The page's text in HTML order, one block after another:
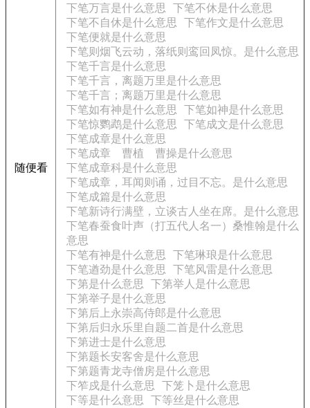
随便看
下笔万言是什么意思
下笔不休是什么意思
下笔不自休是什么意思
下笔作文是什么意思
下笔便就是什么意思
下笔则烟飞云动，落纸则鸾回凤惊。是什么意思
下笔千言是什么意思
下笔千言，离题万里是什么意思
下笔千言；离题万里是什么意思
下笔如有神是什么意思
下笔如神是什么意思
下笔惊鹦鹉是什么意思
下笔成文是什么意思
下笔成章是什么意思
下笔成章 曹植 曹操是什么意思
下笔成章科是什么意思
下笔成章，耳闻则诵，过目不忘。是什么意思
下笔成篇是什么意思
下笔新诗行满壁，立谈古人坐在席。是什么意思
下笔春蚕食叶声（打五代人名一）桑惟翰是什么
意思
下笔有神是什么意思
下笔琳琅是什么意思
下笔遒劲是什么意思
下笔风雷是什么意思
下第是什么意思
下第举人是什么意思
下第举子是什么意思
下第后上永崇高侍郎是什么意思
下第后归永乐里自题二首是什么意思
下第进士是什么意思
下第题长安客舍是什么意思
下第题青龙寺僧房是什么意思
下笮戍是什么意思
下笼卜是什么意思
下等是什么意思
下等丝是什么意思